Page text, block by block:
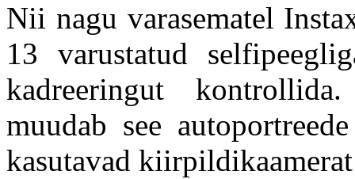
Nii nagu varasematel
13 varustatud
kadreeringut
muudab see
kasutavad